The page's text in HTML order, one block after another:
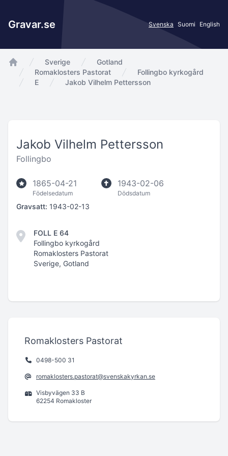
Gravar.se Svenska Suomi English
app.Start
Sverige
Gotland
Romaklosters Pastorat
Follingbo kyrkogård
E
Jakob Vilhelm Pettersson
Jakob Vilhelm Pettersson
Follingbo
1865-04-21
Födelsedatum
1943-02-06
Dödsdatum
Gravsatt: 1943-02-13
FOLL E 64
Follingbo kyrkogård
Romaklosters Pastorat
Sverige, Gotland
Romaklosters Pastorat
0498-500 31
romaklosters.pastorat@svenskakyrkan.se
Visbyvägen 33 B
62254 Romakloster